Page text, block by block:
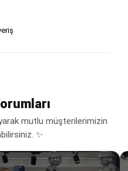
mutlu müşterilerimizin
✨